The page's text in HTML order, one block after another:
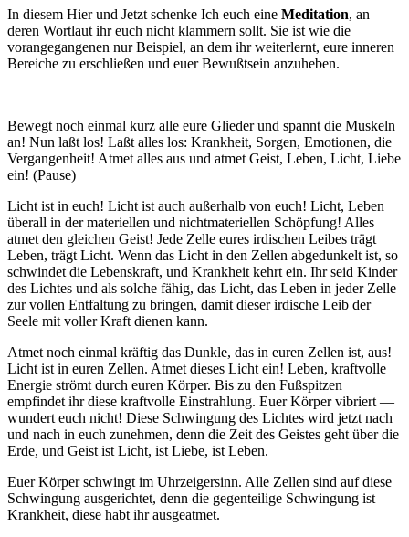
In diesem Hier und Jetzt schenke Ich euch eine Meditation, an
deren Wortlaut ihr euch nicht klammern sollt. Sie ist wie die
vorangegangenen nur Beispiel, an dem ihr weiterlernt, eure inneren
Bereiche zu erschließen und euer Bewußtsein anzuheben.
Bewegt noch einmal kurz alle eure Glieder und spannt die Muskeln
an! Nun laßt los! Laßt alles los: Krankheit, Sorgen, Emotionen, die
Vergangenheit! Atmet alles aus und atmet Geist, Leben, Licht, Liebe
ein! (Pause)
Licht ist in euch! Licht ist auch außerhalb von euch! Licht, Leben
überall in der materiellen und nichtmateriellen Schöpfung! Alles
atmet den gleichen Geist! Jede Zelle eures irdischen Leibes trägt
Leben, trägt Licht. Wenn das Licht in den Zellen abgedunkelt ist, so
schwindet die Lebenskraft, und Krankheit kehrt ein. Ihr seid Kinder
des Lichtes und als solche fähig, das Licht, das Leben in jeder Zelle
zur vollen Entfaltung zu bringen, damit dieser irdische Leib der
Seele mit voller Kraft dienen kann.
Atmet noch einmal kräftig das Dunkle, das in euren Zellen ist, aus!
Licht ist in euren Zellen. Atmet dieses Licht ein! Leben, kraftvolle
Energie strömt durch euren Körper. Bis zu den Fußspitzen
empfindet ihr diese kraftvolle Einstrahlung. Euer Körper vibriert —
wundert euch nicht! Diese Schwingung des Lichtes wird jetzt nach
und nach in euch zunehmen, denn die Zeit des Geistes geht über die
Erde, und Geist ist Licht, ist Liebe, ist Leben.
Euer Körper schwingt im Uhrzeigersinn. Alle Zellen sind auf diese
Schwingung ausgerichtet, denn die gegenteilige Schwingung ist
Krankheit, diese habt ihr ausgeatmet.